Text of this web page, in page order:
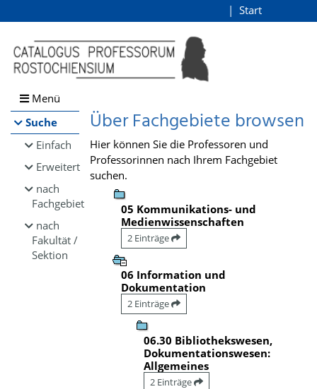
Browsen
direkt zum Inhalt
Start
Menü
Suche
Einfach
Erweitert
nach
Fachgebiet
nach
Fakultät /
Sektion
Über Fachgebiete browsen
Hier können Sie die Professoren und
Professorinnen nach Ihrem Fachgebiet
suchen.
05 Kommunikations- und
Medienwissenschaften
2 Einträge
06 Information und
Dokumentation
2 Einträge
06.30 Bibliothekswesen,
Dokumentationswesen:
Allgemeines
2 Einträge